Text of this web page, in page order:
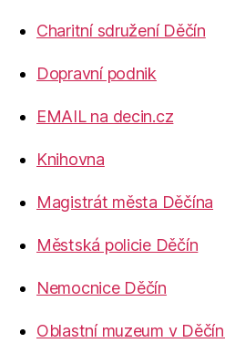
Charitní sdružení Děčín
Dopravní podnik
EMAIL na decin.cz
Knihovna
Magistrát města Děčína
Městská policie Děčín
Nemocnice Děčín
Oblastní muzeum v